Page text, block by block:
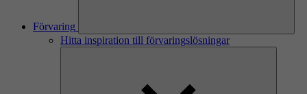
Förvaring
Hitta inspiration till förvaringslösningar